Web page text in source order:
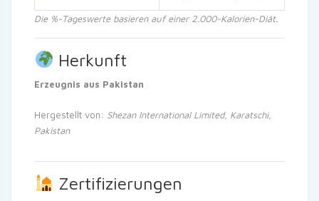
Die %-Tageswerte basieren auf einer 2.000-Kalorien-Diät.
Herkunft
Erzeugnis aus Pakistan
Hergestellt von: Shezan International Limited, Karatschi,
Pakistan
Zertifizierungen